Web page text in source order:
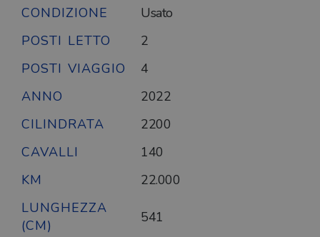
CONDIZIONE
Usato
POSTI LETTO
2
POSTI VIAGGIO
4
ANNO
2022
CILINDRATA
2200
CAVALLI
140
KM
22.000
LUNGHEZZA
(CM)
541